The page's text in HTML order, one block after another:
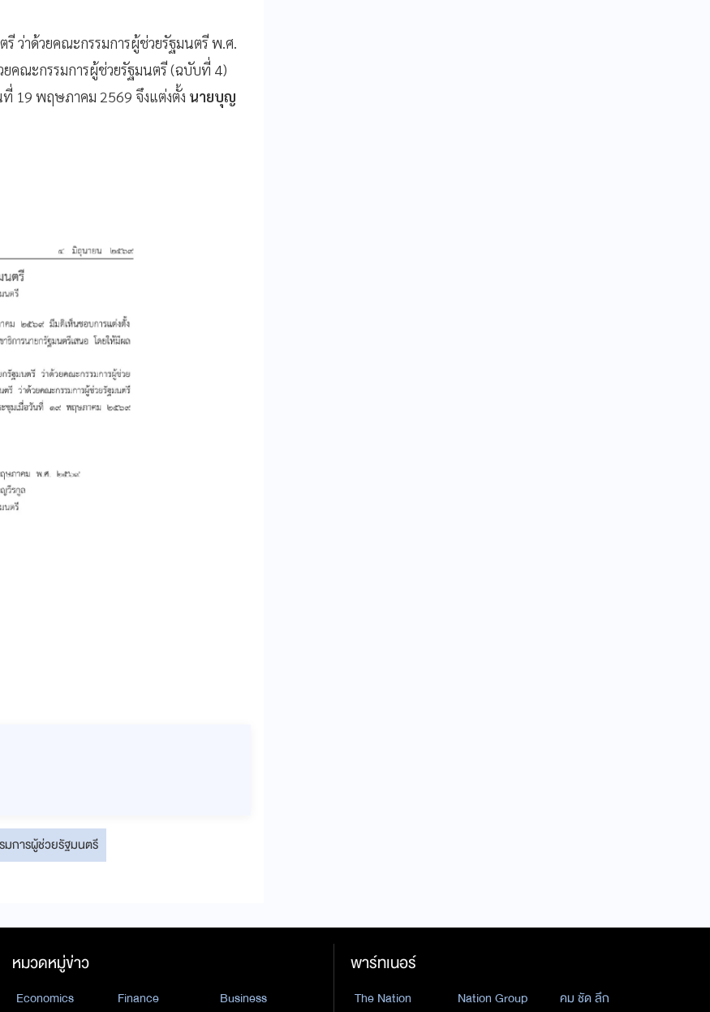
ว่าด้วยคณะกรรมการผู้ช่วยรัฐมนตรี พ.ศ.
ยคณะกรรมการผู้ช่วยรัฐมนตรี (ฉบับที่ 4)
19 พฤษภาคม 2569 จึงแต่งตั้ง นายบุญ
มการผู้ช่วยรัฐมนตรี
หมวดหมู่ข่าว
Economics Finance Business
พาร์ทเนอร์
The Nation Nation Group คม ชัด ลึก